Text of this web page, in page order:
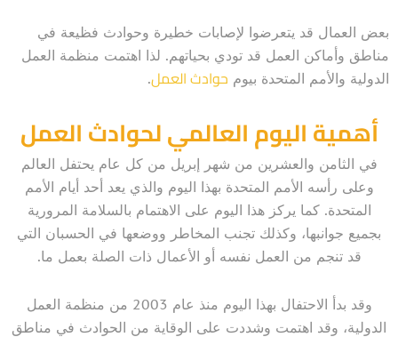
بعض العمال قد يتعرضوا لإصابات خطيرة وحوادث فظيعة في
مناطق وأماكن العمل قد تودي بحياتهم. لذا اهتمت منظمة العمل
الدولية والأمم المتحدة بيوم حوادث العمل.
أهمية اليوم العالمي لحوادث العمل
في الثامن والعشرين من شهر إبريل من كل عام يحتفل العالم
وعلى رأسه الأمم المتحدة بهذا اليوم والذي يعد أحد أيام الأمم
المتحدة. كما يركز هذا اليوم على الاهتمام بالسلامة المرورية
بجميع جوانبها، وكذلك تجنب المخاطر ووضعها في الحسبان التي
قد تنجم من العمل نفسه أو الأعمال ذات الصلة بعمل ما.
وقد بدأ الاحتفال بهذا اليوم منذ عام 2003 من منظمة العمل
الدولية، وقد اهتمت وشددت على الوقاية من الحوادث في مناطق